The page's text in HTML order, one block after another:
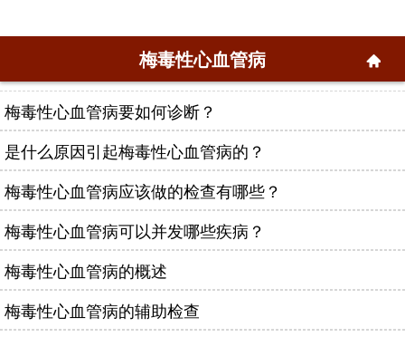
梅毒性心血管病
梅毒性心血管病要如何诊断？
是什么原因引起梅毒性心血管病的？
梅毒性心血管病应该做的检查有哪些？
梅毒性心血管病可以并发哪些疾病？
梅毒性心血管病的概述
梅毒性心血管病的辅助检查